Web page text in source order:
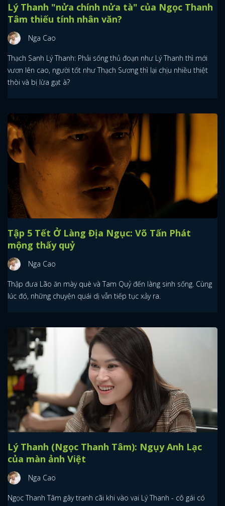
Lý Thanh "nửa chính nửa tà" của Ngọc Thanh
Tâm thiếu tính nhân văn?
Nga Cao
Thạch Sanh Lý Thanh: Phải sống thủ đoạn như Lý Thanh thì mới
vươn lên cao, người tốt như Thạch Sương thì lại chịu nhiều thiệt
thòi và bị lừa gạt à?
Tập 5 Tết Ở Làng Địa Ngục: Võ Tấn Phát
mộng thấy quỷ
Nga Cao
Thập đưa Lão ăn mày què và Tam Quỷ đến làng sinh sống. Cùng
lúc đó, những chuyện quái dị vẫn tiếp tục xảy ra.
Lý Thanh (Ngọc Thanh Tâm): Ngụy Anh Lạc
của màn ảnh Việt
Nga Cao
Ngọc Thanh Tâm gây tranh cãi khi vào vai Lý Thanh - cô gái có